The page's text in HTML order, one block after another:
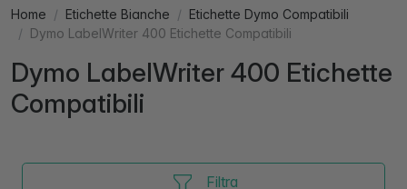
Home Etichette Bianche
Etichette Dymo Compatibili
Dymo LabelWriter 400 Etichette Compatibili
Dymo LabelWriter 400 Etichette
Compatibili
Filtra